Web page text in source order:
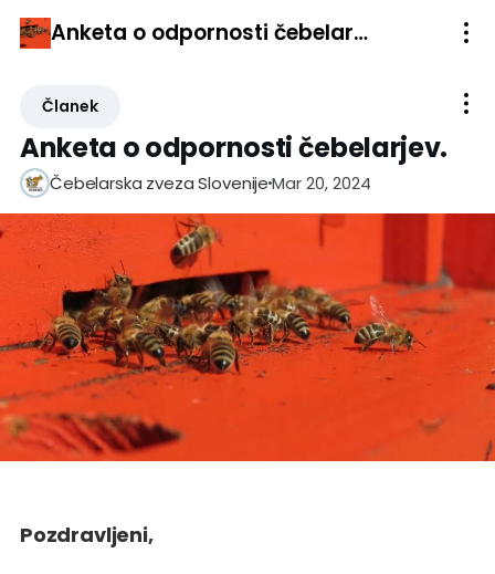
Anketa o odpornosti čebelarjev.
Članek
Anketa o odpornosti čebelarjev.
Čebelarska zveza SlovenijeMar 20, 2024
Pozdravljeni,